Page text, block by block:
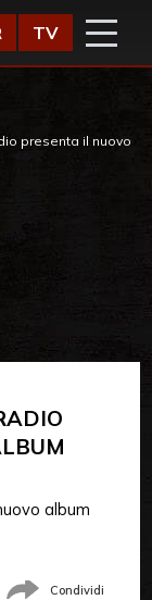
TV
presenta il nuovo
album
Condividi